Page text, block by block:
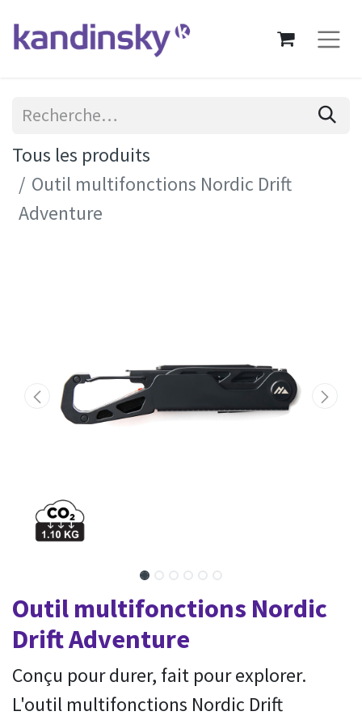
Tous les produits
Outil multifonctions Nordic Drift
Adventure
Outil multifonctions Nordic
Drift Adventure
Conçu pour durer, fait pour explorer.
L'outil multifonctions Nordic Drift